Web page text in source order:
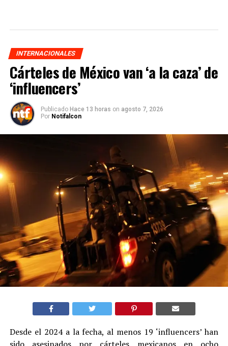
INTERNACIONALES
Cárteles de México van ‘a la caza’ de
‘influencers’
Publicado Hace 13 horas on agosto 7, 2026
Por Notifalcon
Desde el 2024 a la fecha, al menos 19 ‘influencers’ han
sido asesinados por cárteles mexicanos en ocho